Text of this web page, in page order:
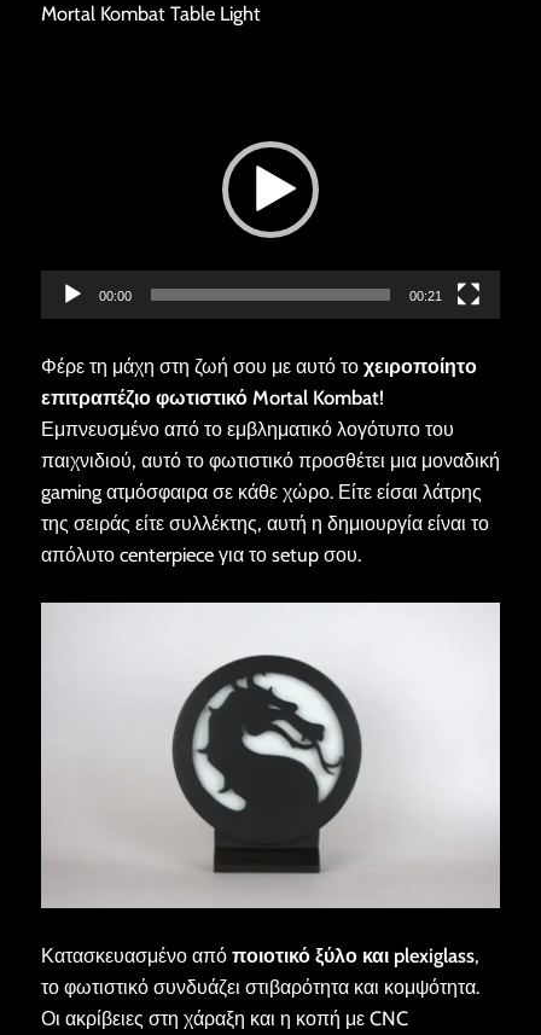
Mortal Kombat Table Light
00:00 00:21
Φέρε τη μάχη στη ζωή σου με αυτό το χειροποίητο
επιτραπέζιο φωτιστικό Mortal Kombat!
Εμπνευσμένο από το εμβληματικό λογότυπο του
παιχνιδιού, αυτό το φωτιστικό προσθέτει μια μοναδική
gaming ατμόσφαιρα σε κάθε χώρο. Είτε είσαι λάτρης
της σειράς είτε συλλέκτης, αυτή η δημιουργία είναι το
απόλυτο centerpiece για το setup σου.
Κατασκευασμένο από ποιοτικό ξύλο και plexiglass,
το φωτιστικό συνδυάζει στιβαρότητα και κομψότητα.
Οι ακρίβειες στη χάραξη και η κοπή με CNC